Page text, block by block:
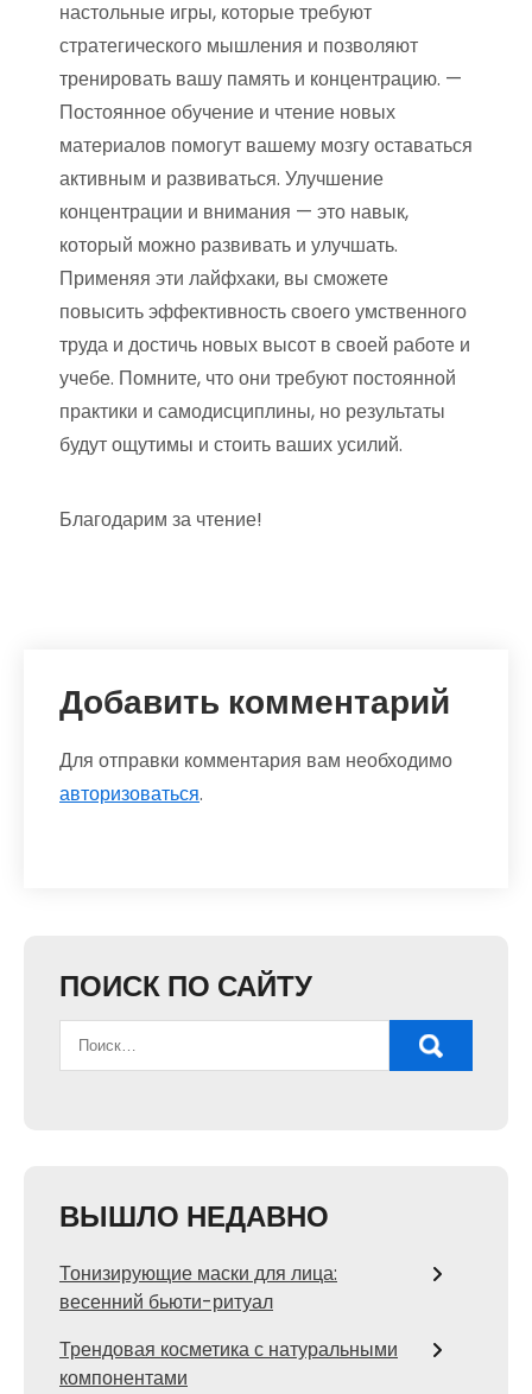
настольные игры, которые требуют
стратегического мышления и позволяют
тренировать вашу память и концентрацию. —
Постоянное обучение и чтение новых
материалов помогут вашему мозгу оставаться
активным и развиваться. Улучшение
концентрации и внимания — это навык,
который можно развивать и улучшать.
Применяя эти лайфхаки, вы сможете
повысить эффективность своего умственного
труда и достичь новых высот в своей работе и
учебе. Помните, что они требуют постоянной
практики и самодисциплины, но результаты
будут ощутимы и стоить ваших усилий.
Благодарим за чтение!
Добавить комментарий
Для отправки комментария вам необходимо
авторизоваться.
ПОИСК ПО САЙТУ
ВЫШЛО НЕДАВНО
Тонизирующие маски для лица:
весенний бьюти-ритуал
Трендовая косметика с натуральными
компонентами